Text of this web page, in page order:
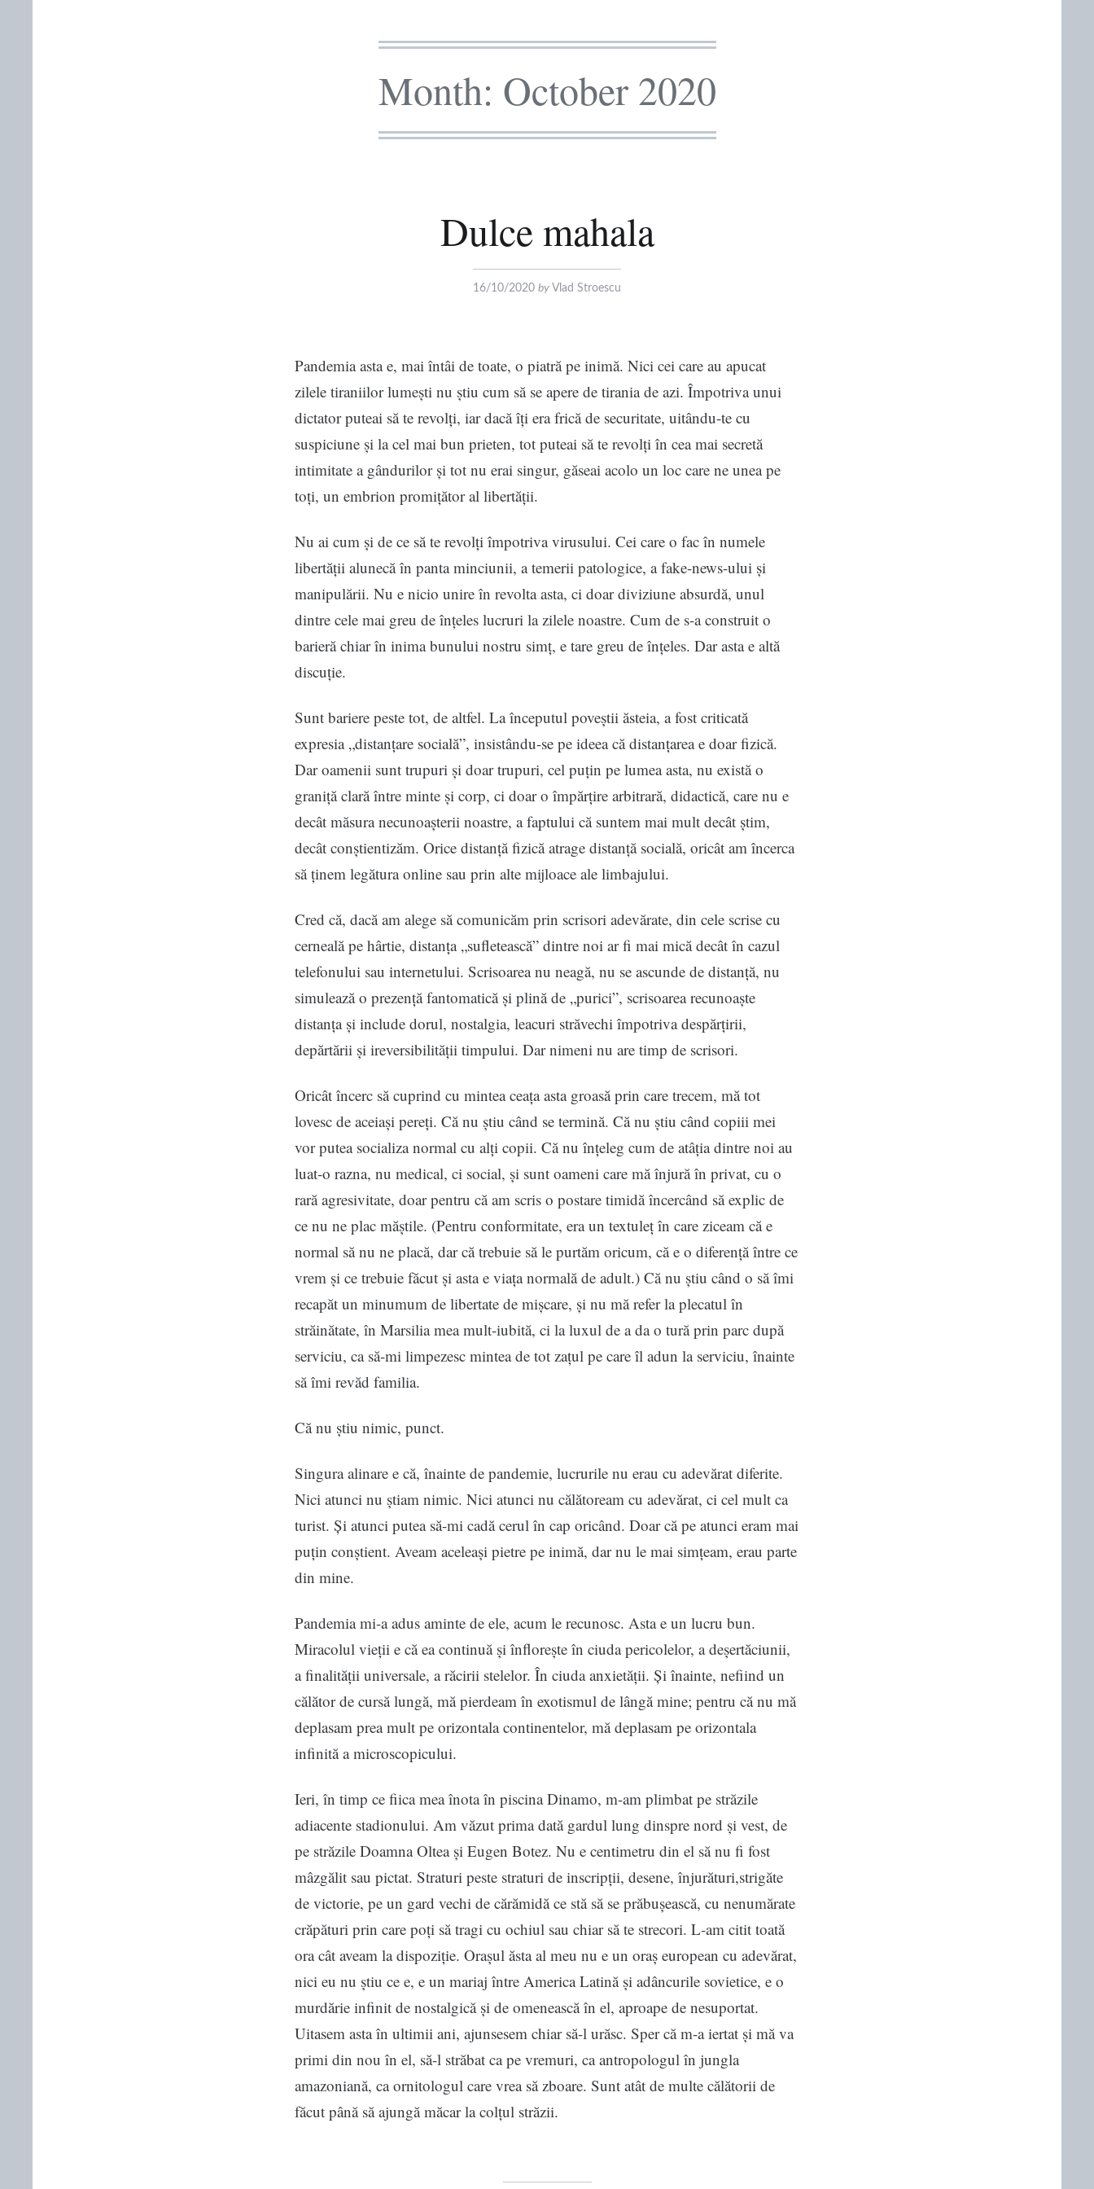
Month: October 2020
Dulce mahala
16/10/2020 by Vlad Stroescu
Pandemia asta e, mai întâi de toate, o piatră pe inimă. Nici cei care au apucat
zilele tiraniilor lumești nu știu cum să se apere de tirania de azi. Împotriva unui
dictator puteai să te revolți, iar dacă îți era frică de securitate, uitându-te cu
suspiciune și la cel mai bun prieten, tot puteai să te revolți în cea mai secretă
intimitate a gândurilor și tot nu erai singur, găseai acolo un loc care ne unea pe
toți, un embrion promițător al libertății.
Nu ai cum și de ce să te revolți împotriva virusului. Cei care o fac în numele
libertății alunecă în panta minciunii, a temerii patologice, a fake-news-ului și
manipulării. Nu e nicio unire în revolta asta, ci doar diviziune absurdă, unul
dintre cele mai greu de înțeles lucruri la zilele noastre. Cum de s-a construit o
barieră chiar în inima bunului nostru simț, e tare greu de înțeles. Dar asta e altă
discuție.
Sunt bariere peste tot, de altfel. La începutul poveștii ăsteia, a fost criticată
expresia „distanțare socială”, insistându-se pe ideea că distanțarea e doar fizică.
Dar oamenii sunt trupuri și doar trupuri, cel puțin pe lumea asta, nu există o
graniță clară între minte și corp, ci doar o împărțire arbitrară, didactică, care nu e
decât măsura necunoașterii noastre, a faptului că suntem mai mult decât știm,
decât conștientizăm. Orice distanță fizică atrage distanță socială, oricât am încerca
să ținem legătura online sau prin alte mijloace ale limbajului.
Cred că, dacă am alege să comunicăm prin scrisori adevărate, din cele scrise cu
cerneală pe hârtie, distanța „sufletească” dintre noi ar fi mai mică decât în cazul
telefonului sau internetului. Scrisoarea nu neagă, nu se ascunde de distanță, nu
simulează o prezență fantomatică și plină de „purici”, scrisoarea recunoaște
distanța și include dorul, nostalgia, leacuri străvechi împotriva despărțirii,
depărtării și ireversibilității timpului. Dar nimeni nu are timp de scrisori.
Oricât încerc să cuprind cu mintea ceața asta groasă prin care trecem, mă tot
lovesc de aceiași pereți. Că nu știu când se termină. Că nu știu când copiii mei
vor putea socializa normal cu alți copii. Că nu înțeleg cum de atâția dintre noi au
luat-o razna, nu medical, ci social, și sunt oameni care mă înjură în privat, cu o
rară agresivitate, doar pentru că am scris o postare timidă încercând să explic de
ce nu ne plac măștile. (Pentru conformitate, era un textuleț în care ziceam că e
normal să nu ne placă, dar că trebuie să le purtăm oricum, că e o diferență între ce
vrem și ce trebuie făcut și asta e viața normală de adult.) Că nu știu când o să îmi
recapăt un minumum de libertate de mișcare, și nu mă refer la plecatul în
străinătate, în Marsilia mea mult-iubită, ci la luxul de a da o tură prin parc după
serviciu, ca să-mi limpezesc mintea de tot zațul pe care îl adun la serviciu, înainte
să îmi revăd familia.
Că nu știu nimic, punct.
Singura alinare e că, înainte de pandemie, lucrurile nu erau cu adevărat diferite.
Nici atunci nu știam nimic. Nici atunci nu călătoream cu adevărat, ci cel mult ca
turist. Și atunci putea să-mi cadă cerul în cap oricând. Doar că pe atunci eram mai
puțin conștient. Aveam aceleași pietre pe inimă, dar nu le mai simțeam, erau parte
din mine.
Pandemia mi-a adus aminte de ele, acum le recunosc. Asta e un lucru bun.
Miracolul vieții e că ea continuă și înflorește în ciuda pericolelor, a deșertăciunii,
a finalității universale, a răcirii stelelor. În ciuda anxietății. Și înainte, nefiind un
călător de cursă lungă, mă pierdeam în exotismul de lângă mine; pentru că nu mă
deplasam prea mult pe orizontala continentelor, mă deplasam pe orizontala
infinită a microscopicului.
Ieri, în timp ce fiica mea înota în piscina Dinamo, m-am plimbat pe străzile
adiacente stadionului. Am văzut prima dată gardul lung dinspre nord și vest, de
pe străzile Doamna Oltea și Eugen Botez. Nu e centimetru din el să nu fi fost
mâzgălit sau pictat. Straturi peste straturi de inscripții, desene, înjurături,strigăte
de victorie, pe un gard vechi de cărămidă ce stă să se prăbușească, cu nenumărate
crăpături prin care poți să tragi cu ochiul sau chiar să te strecori. L-am citit toată
ora cât aveam la dispoziție. Orașul ăsta al meu nu e un oraș european cu adevărat,
nici eu nu știu ce e, e un mariaj între America Latină și adâncurile sovietice, e o
murdărie infinit de nostalgică și de omenească în el, aproape de nesuportat.
Uitasem asta în ultimii ani, ajunsesem chiar să-l urăsc. Sper că m-a iertat și mă va
primi din nou în el, să-l străbat ca pe vremuri, ca antropologul în jungla
amazoniană, ca ornitologul care vrea să zboare. Sunt atât de multe călătorii de
făcut până să ajungă măcar la colțul străzii.